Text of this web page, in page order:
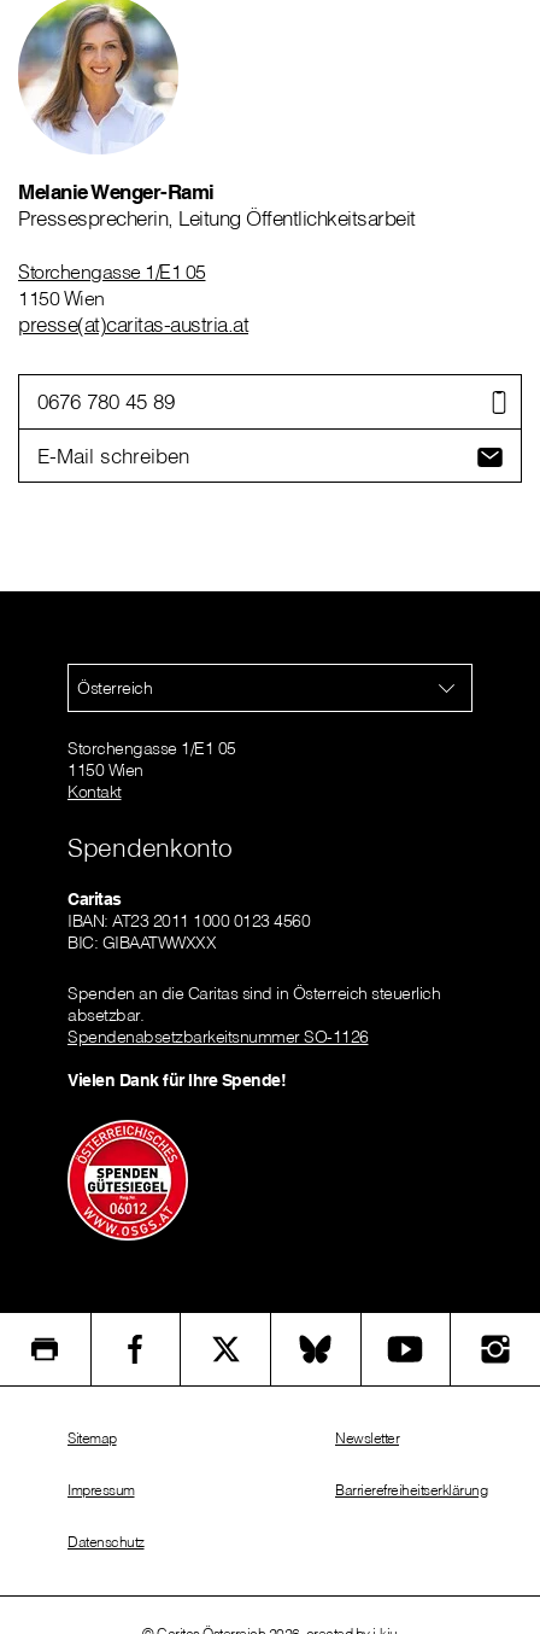
Melanie Wenger-Rami
Pressesprecherin, Leitung Öffentlichkeitsarbeit
Storchengasse 1/E1 05
1150 Wien
presse(at)caritas-austria.at
0676 780 45 89
E-Mail schreiben
Österreich
Storchengasse 1/E1 05
1150 Wien
Kontakt
Spendenkonto
Caritas
IBAN: AT23 2011 1000 0123 4560
BIC: GIBAATWWXXX
Spenden an die Caritas sind in Österreich steuerlich
absetzbar.
Spendenabsetzbarkeitsnummer SO-1126
Vielen Dank für Ihre Spende!
Sitemap
Impressum
Datenschutz
Newsletter
Barrierefreiheitserklärung